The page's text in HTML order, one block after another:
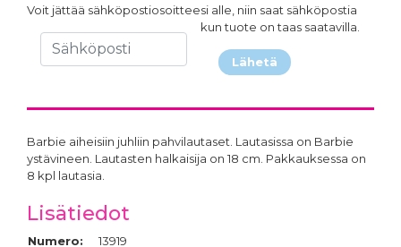
Voit jättää sähköpostiosoitteesi alle, niin saat sähköpostia
kun tuote on taas saatavilla.
Lähetä
Barbie aiheisiin juhliin pahvilautaset. Lautasissa on Barbie
ystävineen. Lautasten halkaisija on 18 cm. Pakkauksessa on
8 kpl lautasia.
Lisätiedot
Numero:
13919